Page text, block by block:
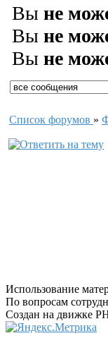
Вы не
Вы не
Вы не
Список форумов »
Использование
По вопросам
Создан на движке